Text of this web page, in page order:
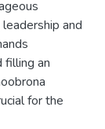
and
filling an
for the